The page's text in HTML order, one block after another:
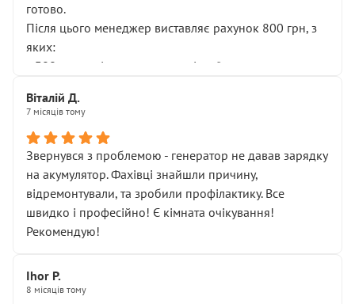
готово.
Після цього менеджер виставляє рахунок 800 грн, з
яких:
• 300 грн — діагностика гальмівної системи
НЕ погоджував
послуга. Тим більше, я був поруч і жодної реальної
діагностики ходової не проводилось. Після
зауваження гроші за цю “послугу” повернули, що
лише підтвердило мою правоту.
Але головне — я виїжджаю з боксу, і скрип у гальмах
залишився таким самим, як і був. Тобто оплачена
Далі ситуація тільки погіршилась:
• сказали, що тепер “потрібно знімати колеса”
Віталій Д.
7 місяців тому
Звернувся з проблемою - генератор не давав зарядку
на акумулятор. Фахівці знайшли причину,
відремонтували, та зробили профілактику. Все
швидко і професійно! Є кімната очікування!
Рекомендую!
Ihor P.
8 місяців тому